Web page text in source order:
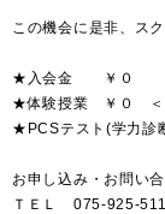
この機会に是非、ス
★入会金 ￥０
★体験授業 ￥０ ＜
★PCSテスト(学力診
お申し込み・お問い
ＴＥＬ 075-925-